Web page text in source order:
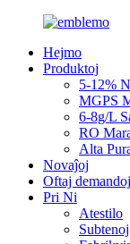
Hejmo
Produktoj
5-12%
MGPS
6-8g/L
RO
Alta
Novaĵoj
Oftaj demandoj
Pri Ni
Atestilo
Subtenoj